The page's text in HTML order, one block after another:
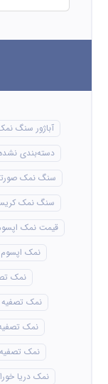
آباژور سنگ
دسته‌بندی نشده
سنگ نمک
سنگ نمک
قیمت نمک
نمک اپسوم
نمک
نمک
نمک
نمک
نمک دریا